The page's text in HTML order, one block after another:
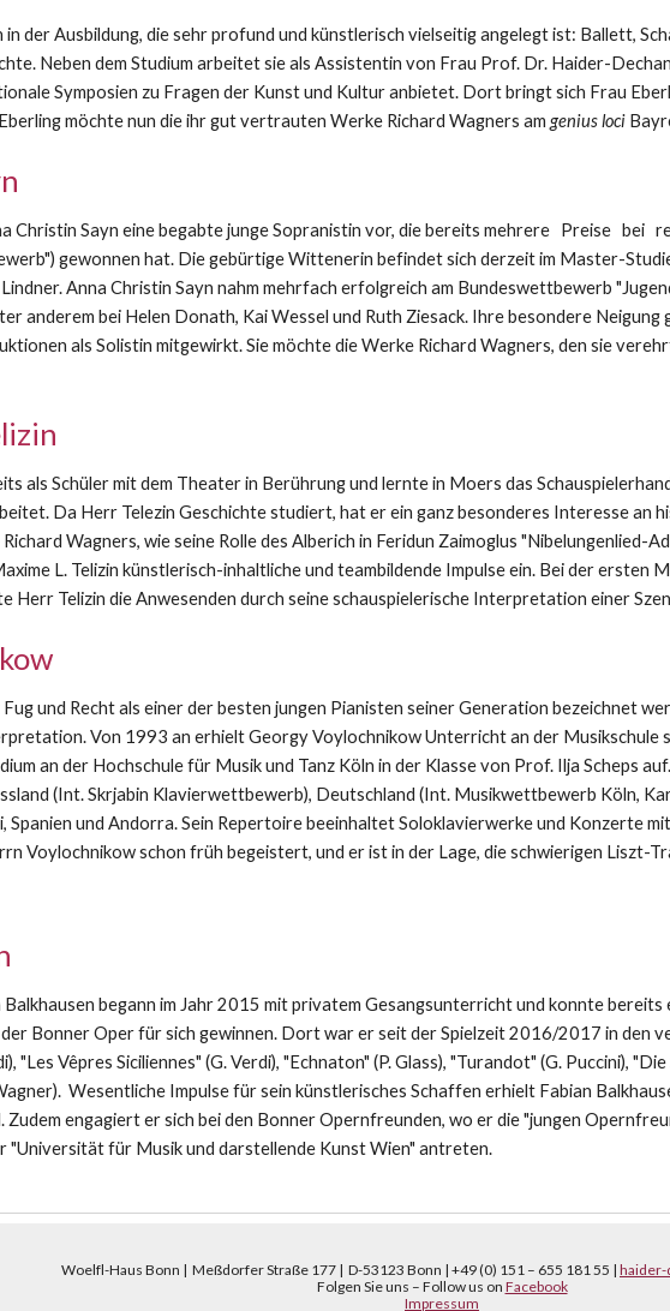
der Ausbildung, die sehr profund und künstlerisch vielseitig angelegt ist: Ballett,
Neben dem Studium arbeitet sie als Assistentin von Frau Prof. Dr. Haider-
Symposien zu Fragen der Kunst und Kultur anbietet. Dort bringt sich Frau
möchte nun die ihr gut vertrauten Werke Richard Wagners am genius loci
Christin Sayn eine begabte junge Sopranistin vor, die bereits mehrere Preise
gewonnen hat. Die gebürtige Wittenerin befindet sich derzeit im Master-
Anna Christin Sayn nahm mehrfach erfolgreich am Bundeswettbewerb
anderem bei Helen Donath, Kai Wessel und Ruth Ziesack. Ihre besondere Neigung
als Solistin mitgewirkt. Sie möchte die Werke Richard Wagners, den sie
als Schüler mit dem Theater in Berührung und lernte in Moers das
Da Herr Telezin Geschichte studiert, hat er ein ganz besonderes Interesse an
Wagners, wie seine Rolle des Alberich in Feridun Zaimoglus "Nibelungenlied-
L. Telizin künstlerisch-inhaltliche und teambildende Impulse ein. Bei der ersten
Herr Telizin die Anwesenden durch seine schauspielerische Interpretation einer
und Recht als einer der besten jungen Pianisten seiner Generation bezeichnet
Von 1993 an erhielt Georgy Voylochnikow Unterricht an der Musikschule
an der Hochschule für Musik und Tanz Köln in der Klasse von Prof. Ilja Scheps
(Int. Skrjabin Klavierwettbewerb), Deutschland (Int. Musikwettbewerb Köln,
Spanien und Andorra. Sein Repertoire beeinhaltet Soloklavierwerke und Konzerte
Voylochnikow schon früh begeistert, und er ist in der Lage, die schwierigen Liszt-
begann im Jahr 2015 mit privatem Gesangsunterricht und konnte
Bonner Oper für sich gewinnen. Dort war er seit der Spielzeit 2016/2017 in den
"Les Vêpres Siciliennes" (G. Verdi), "Echnaton" (P. Glass), "Turandot" (G. Puccini),
Wesentliche Impulse für sein künstlerisches Schaffen erhielt Fabian
Zudem engagiert er sich bei den Bonner Opernfreunden, wo er die "jungen
"Universität für Musik und darstellende Kunst Wien" antreten.
Woelfl-Haus Bonn | Meßdorfer Straße 177 | D-53123 Bonn | +49 (0) 151 – 655 181 55 | haider-
Folgen Sie uns – Follow us on Facebook
Impressum